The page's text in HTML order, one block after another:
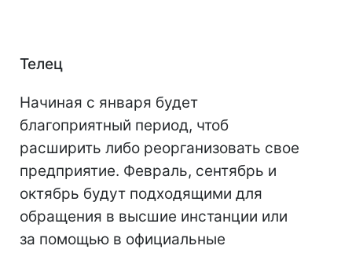
Телец
Начиная с января будет
благоприятный период, чтоб
расширить либо реорганизовать свое
предприятие. Февраль, сентябрь и
октябрь будут подходящими для
обращения в высшие инстанции или
за помощью в официальные